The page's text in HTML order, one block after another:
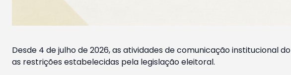
Desde 4 de julho de 2026, as atividades de comunicação institucional
as restrições estabelecidas pela legislação eleitoral.